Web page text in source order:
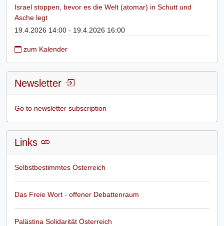
Israel stoppen, bevor es die Welt (atomar) in Schutt und
Asche legt
19.4.2026 14:00 - 19.4.2026 16:00
zum Kalender
Newsletter
Go to newsletter subscription
Links
Selbstbestimmtes Österreich
Das Freie Wort - offener Debattenraum
Palästina Solidarität Österreich